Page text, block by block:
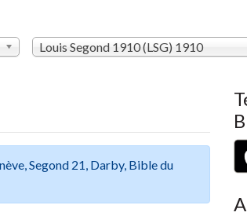
Louis Segond 1910 (LSG) 1910
Segond 21, Darby, Bible du